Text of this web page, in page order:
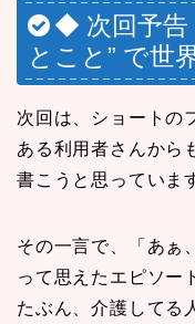
◆ 次回予告
とこと” で世
次回は、ショートの
ある利用者さんから
書こうと思っていま
その一言で、「あぁ
って思えたエピソー
たぶん、介護してる